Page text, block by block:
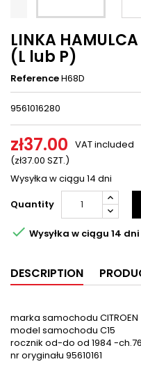
LINKA
(L lub P)
ReferenceH68D
9561016280
zł37.00
(zł37.00 SZT.)
VAT included
Wysyłka w ciągu 14 dni
Quantity
 Wysyłka w ciągu 14 dni
DESCRIPTION
marka samochodu CITROEN
model samochodu C15
rocznik od-do od 1984 -
nr oryginału 95610161